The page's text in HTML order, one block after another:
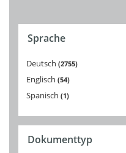
Sprache
Deutsch 2755
Englisch 54
Spanisch 1
Dokumenttyp